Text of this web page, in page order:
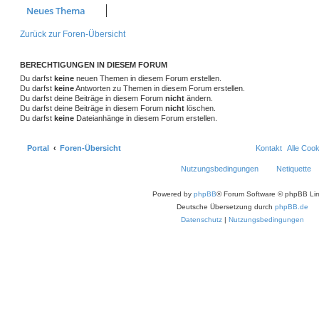
Neues Thema
Zurück zur Foren-Übersicht
BERECHTIGUNGEN IN DIESEM FORUM
Du darfst keine neuen Themen in diesem Forum erstellen.
Du darfst keineAntworten zu Themen in diesem Forum erstellen.
Du darfst deine Beiträge in diesem Forum nicht ändern.
Du darfst deine Beiträge in diesem Forum nicht löschen.
Du darfst keine Dateianhänge in diesem Forum erstellen.
Portal Foren-Übersicht Alle
Kontakt
Netiquette
Nutzungsbedingungen
Powered by phpBB® Forum Software © phpBB
Deutsche Übersetzung durch phpBB.de
Datenschutz | Nutzungsbedingungen